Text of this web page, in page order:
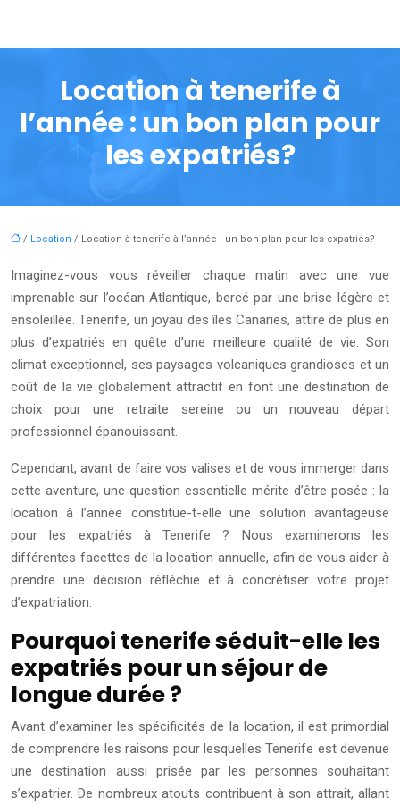
Location à tenerife à
l’année : un bon plan pour
les expatriés?
/ Location / Location à tenerife à l’année : un bon plan pour les expatriés?
Imaginez-vous vous réveiller chaque matin avec une vue
imprenable sur l’océan Atlantique, bercé par une brise légère et
ensoleillée. Tenerife, un joyau des îles Canaries, attire de plus en
plus d’expatriés en quête d’une meilleure qualité de vie. Son
climat exceptionnel, ses paysages volcaniques grandioses et un
coût de la vie globalement attractif en font une destination de
choix pour une retraite sereine ou un nouveau départ
professionnel épanouissant.
Cependant, avant de faire vos valises et de vous immerger dans
cette aventure, une question essentielle mérite d’être posée : la
location à l’année constitue-t-elle une solution avantageuse
pour les expatriés à Tenerife ? Nous examinerons les
différentes facettes de la location annuelle, afin de vous aider à
prendre une décision réfléchie et à concrétiser votre projet
d’expatriation.
Pourquoi tenerife séduit-elle les
expatriés pour un séjour de
longue durée ?
Avant d’examiner les spécificités de la location, il est primordial
de comprendre les raisons pour lesquelles Tenerife est devenue
une destination aussi prisée par les personnes souhaitant
s’expatrier. De nombreux atouts contribuent à son attrait, allant